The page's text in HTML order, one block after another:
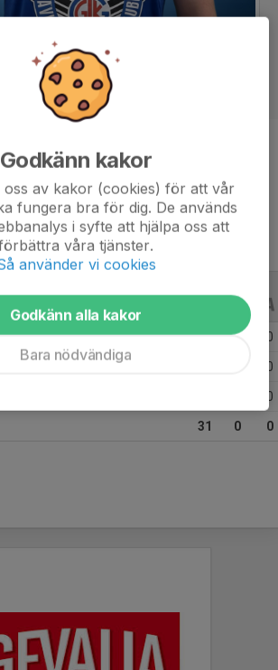
Back
17 år
20 0 0
0
0
31 0 0
Godkänn kakor
oss av kakor (cookies) för att vår
fungera bra för dig. De används
i syfte att hjälpa oss att
våra tjänster.
använder vi cookies
Godkänn alla kakor
Bara nödvändiga